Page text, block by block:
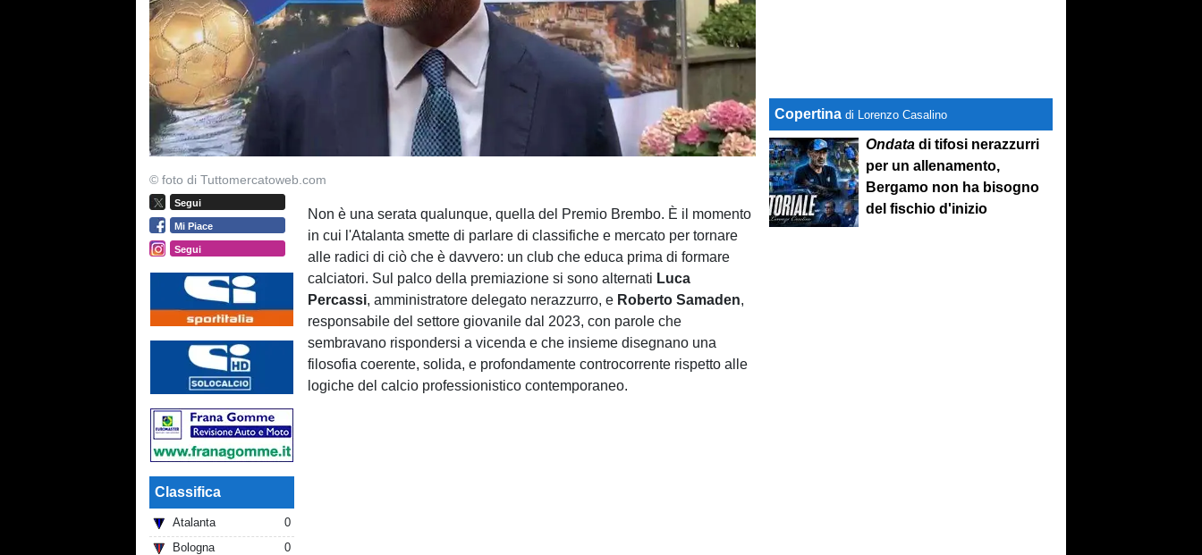
© foto di Tuttomercatoweb.com
Segui
Mi Piace
Segui
Classifica
Atalanta
0
Bologna
0
Non è una serata qualunque, quella del Premio Brembo. È il momento
in cui l'Atalanta smette di parlare di classifiche e mercato per tornare
alle radici di ciò che è davvero: un club che educa prima di formare
calciatori. Sul palco della premiazione si sono alternati Luca
Percassi, amministratore delegato nerazzurro, e Roberto Samaden,
responsabile del settore giovanile dal 2023, con parole che
sembravano rispondersi a vicenda e che insieme disegnano una
filosofia coerente, solida, e profondamente controcorrente rispetto alle
logiche del calcio professionistico contemporaneo.
Copertina di Lorenzo Casalino
Ondata di tifosi nerazzurri
per un allenamento,
Bergamo non ha bisogno
del fischio d'inizio